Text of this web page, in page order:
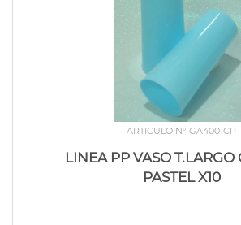
ARTICULO N° GA4001CP
LINEA PP VASO T.LARGO
PASTEL X10